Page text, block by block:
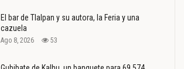
El bar de Tlalpan y su autora, la Feria y una
cazuela
Ago 8, 2026 53